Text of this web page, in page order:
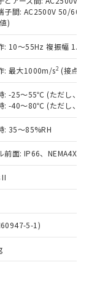
子間: AC2500V 50/
)
: 10～55Hz 複振幅
: 最大1000m/s2 (接点
: -25～55℃ (ただし、氷
: -40～80℃ (ただし、氷
: 35～85%RH
前面: IP66、NEMA4X,
5-1)
結果は、
内デー
り、閲
および標
ことをご
はお客
担当のオ
販売員に
社販売拠
をご確認
当社の
または開
作成サー
、I-Web
必要が
ビフェニル
エーテル類
ルヘキシ
ル酸ブチ
ジブチル
チル
を超える意
、予定
へお問
カドミウ
化ビフェ
タル酸ジ
ルベンジ
てが基
有害物
影響を
お問
る商品
を輸出
は、日本
取引許
続きを
合は、完
されな
サイ
その他
等に一切
売する
容を当
社は、
係者が違
は、取
あり
につ
先、ま
ン制御
ご確
況の
種